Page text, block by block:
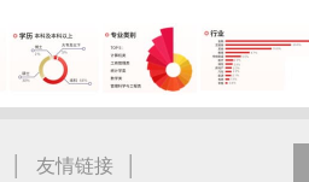
| 友情链接 |